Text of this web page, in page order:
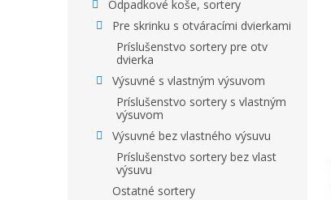
Odpadkové koše, sortery
Pre skrinku s otváracími dvierkami
Príslušenstvo sortery pre otv
dvierka
Výsuvné s vlastným výsuvom
Príslušenstvo sortery s vlastným
výsuvom
Výsuvné bez vlastného výsuvu
Príslušenstvo sortery bez vlast
výsuvu
Ostatné sortery